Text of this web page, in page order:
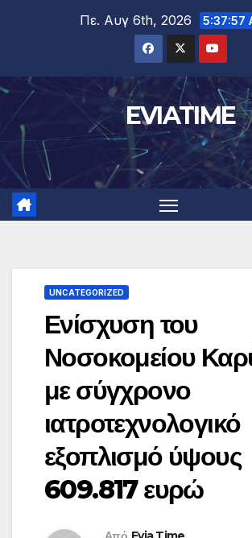
Πε. Αυγ 6th, 2026 5:37:58
EVIATIME
UNCATEGORIZED
Ενίσχυση του
Νοσοκομείου
με σύγχρονο
ιατροτεχνολογικό
εξοπλισμό ύψους
609.817 ευρώ